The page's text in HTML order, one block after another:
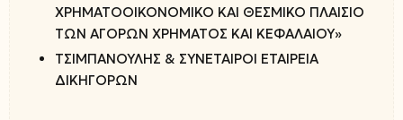
ΧΡΗΜΑΤΟΟΙΚΟΝΟΜΙΚΟ ΚΑΙ ΘΕΣΜΙΚΟ ΠΛΑΙΣΙΟ
ΤΩΝ ΑΓΟΡΩΝ ΧΡΗΜΑΤΟΣ ΚΑΙ ΚΕΦΑΛΑΙΟΥ»
ΤΣΙΜΠΑΝΟΥΛΗΣ & ΣΥΝΕΤΑΙΡΟΙ ΕΤΑΙΡΕΙΑ
ΔΙΚΗΓΟΡΩΝ